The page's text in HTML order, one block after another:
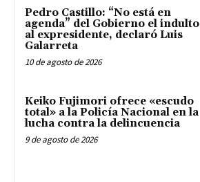
Pedro Castillo: “No está en
agenda” del Gobierno el indulto
al expresidente, declaró Luis
Galarreta
10 de agosto de 2026
Keiko Fujimori ofrece «escudo
total» a la Policía Nacional en la
lucha contra la delincuencia
9 de agosto de 2026